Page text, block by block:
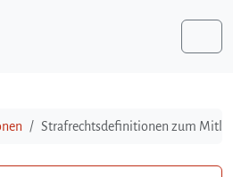
Strafrechtsdefinitionen zum